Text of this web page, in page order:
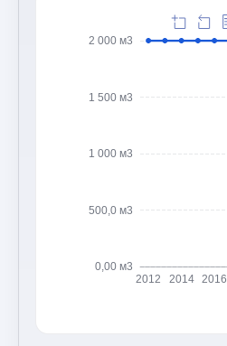
0,00 м3
500,0 м3
1 000 м3
1 500 м3
2 000 м3
2012 2014 2016